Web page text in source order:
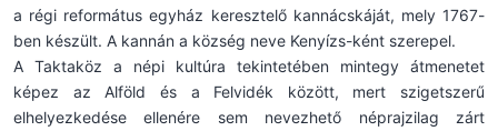
a régi református egyház keresztelő kannácskáját, mely 1767-
ben készült. A kannán a község neve Kenyízs-ként szerepel.
A Taktaköz a népi kultúra tekintetében mintegy átmenetet
képez az Alföld és a Felvidék között, mert szigetszerű
elhelyezkedése ellenére sem nevezhető néprajzilag zárt